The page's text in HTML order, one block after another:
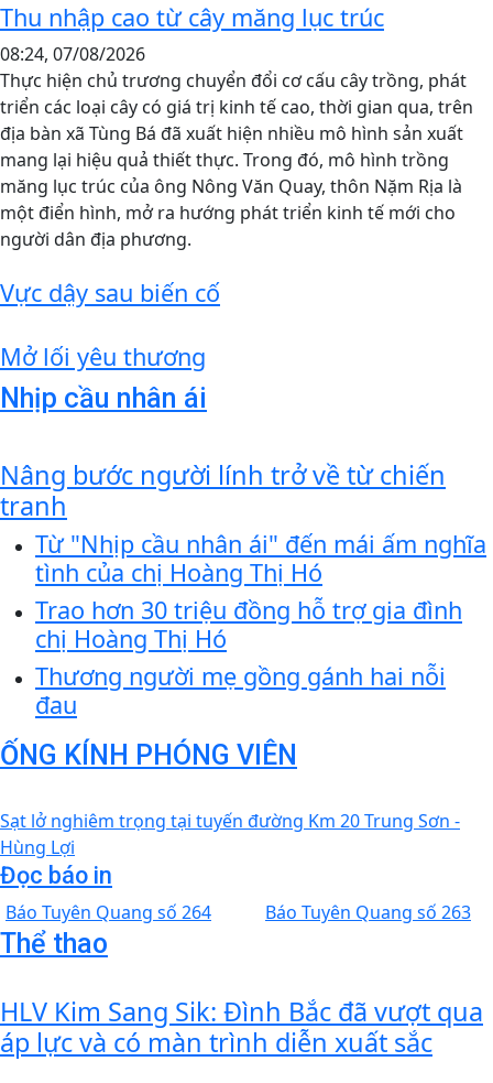
Thu nhập cao từ cây măng lục trúc
08:24, 07/08/2026
Thực hiện chủ trương chuyển đổi cơ cấu cây trồng, phát
triển các loại cây có giá trị kinh tế cao, thời gian qua, trên
địa bàn xã Tùng Bá đã xuất hiện nhiều mô hình sản xuất
mang lại hiệu quả thiết thực. Trong đó, mô hình trồng
măng lục trúc của ông Nông Văn Quay, thôn Nặm Rịa là
một điển hình, mở ra hướng phát triển kinh tế mới cho
người dân địa phương.
Vực dậy sau biến cố
Mở lối yêu thương
Nhịp cầu nhân ái
Nâng bước người lính trở về từ chiến
tranh
Từ "Nhịp cầu nhân ái" đến mái ấm nghĩa
tình của chị Hoàng Thị Hó
Trao hơn 30 triệu đồng hỗ trợ gia đình
chị Hoàng Thị Hó
Thương người mẹ gồng gánh hai nỗi
đau
ỐNG KÍNH PHÓNG VIÊN
Sạt lở nghiêm trọng tại tuyến đường Km 20 Trung Sơn -
Hùng Lợi
Đọc báo in
Báo Tuyên Quang số 264 Báo Tuyên Quang số 263
Thể thao
HLV Kim Sang Sik: Đình Bắc đã vượt qua
áp lực và có màn trình diễn xuất sắc